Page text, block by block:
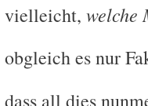
vielleicht, welche
obgleich es nur
dass all dies